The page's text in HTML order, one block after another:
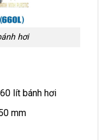
hơi
lít bánh hơi
mm